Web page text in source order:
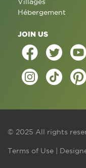
Hébergement
JOIN US
© 2025 All rights
Terms of Use |